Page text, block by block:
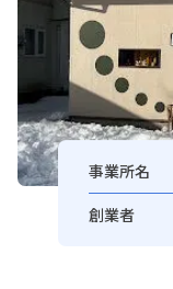
事業所名
創業者